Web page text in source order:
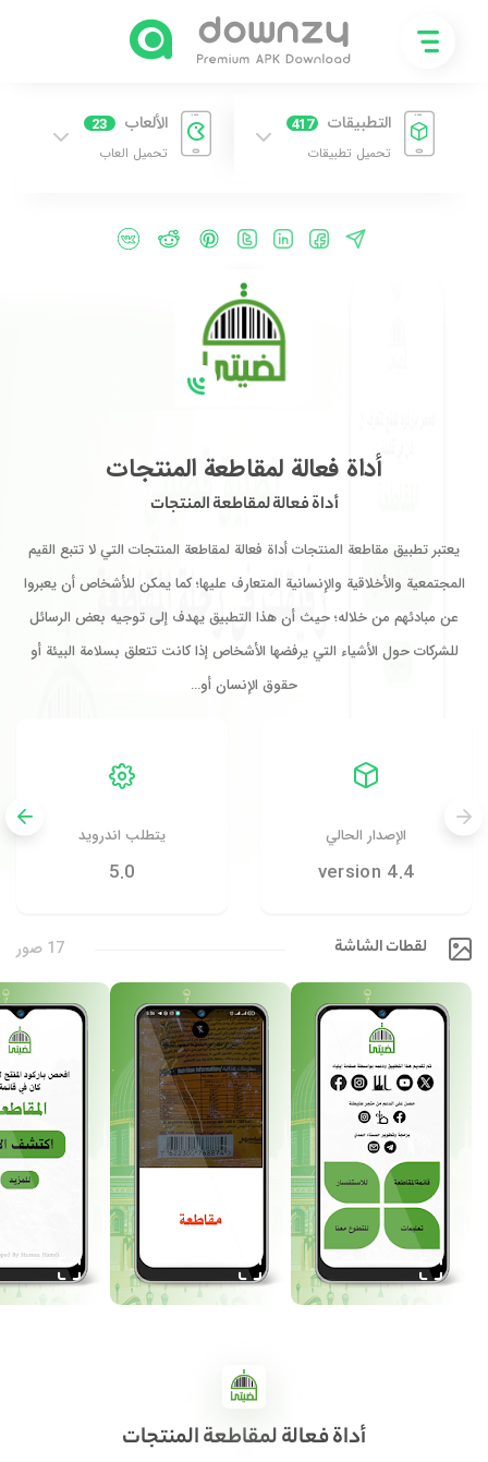
التطبيقات 417
تحميل تطبيقات
الألعاب 23
تحميل العاب
أداة فعالة لمقاطعة المنتجات
أداة فعالة لمقاطعة المنتجات
‏يعتبر تطبيق مقاطعة المنتجات أداة فعالة لمقاطعة المنتجات التي لا تتبع القيم
المجتمعية والأخلاقية والإنسانية المتعارف عليها؛ كما يمكن للأشخاص أن يعبروا
عن مبادئهم من خلاله؛ حيث أن هذا التطبيق يهدف إلى توجيه بعض الرسائل
للشركات حول الأشياء التي يرفضها الأشخاص إذا كانت تتعلق بسلامة البيئة أو
حقوق الإنسان أو…
الإصدار الحالي
version 4.4
يتطلب اندرويد
5.0
لقطات الشاشة 17 صور
أداة فعالة لمقاطعة المنتجات